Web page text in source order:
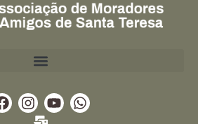
Facebook
Instagram
YoutubeWhatsapp